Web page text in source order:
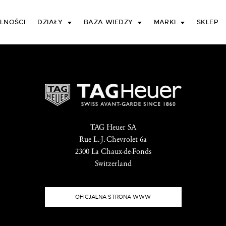
DZIAŁY BAZA WIEDZY MARKI SKLEP
TAG Heuer SA
Rue L.-J.-Chevrolet 6a
2300 La Chaux-de-Fonds
Switzerland
OFICJALNA STRONA WWW